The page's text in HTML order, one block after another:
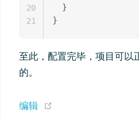
  }
20
21
至此，配置完毕，项目可以
的。
编辑